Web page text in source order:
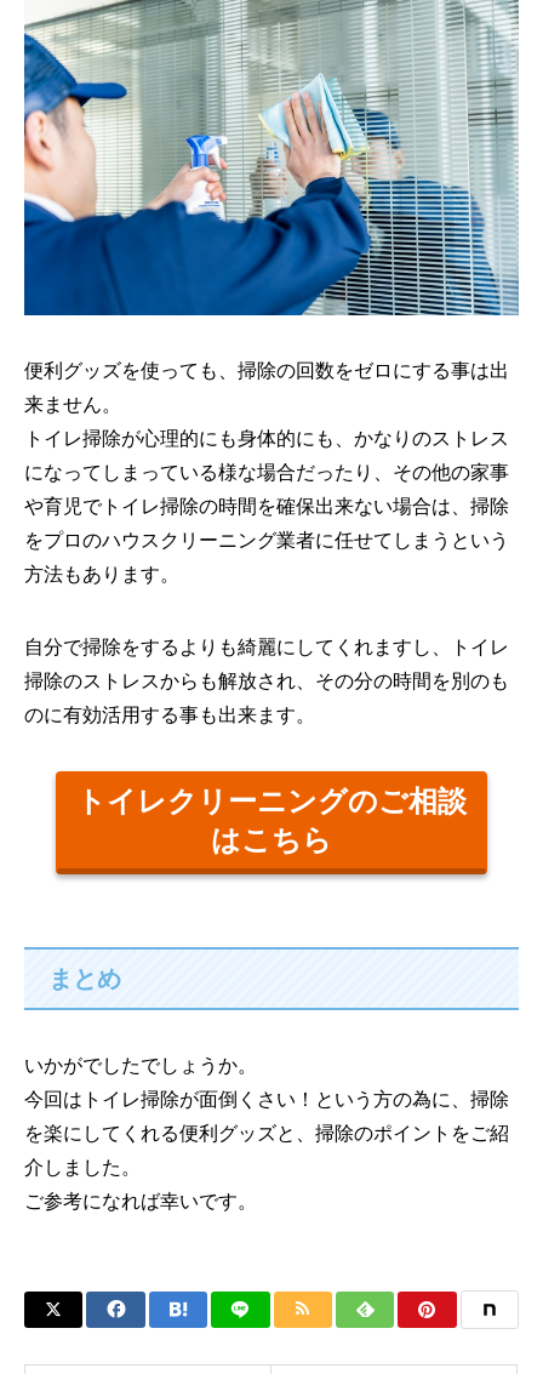
便利グッズを使っても、掃除の回数をゼロにする事は出
来ません。
トイレ掃除が心理的にも身体的にも、かなりのストレス
になってしまっている様な場合だったり、その他の家事
や育児でトイレ掃除の時間を確保出来ない場合は、掃除
をプロのハウスクリーニング業者に任せてしまうという
方法もあります。
自分で掃除をするよりも綺麗にしてくれますし、トイレ
掃除のストレスからも解放され、その分の時間を別のも
のに有効活用する事も出来ます。
トイレクリーニングのご相談
はこちら
まとめ
いかがでしたでしょうか。
今回はトイレ掃除が面倒くさい！という方の為に、掃除
を楽にしてくれる便利グッズと、掃除のポイントをご紹
介しました。
ご参考になれば幸いです。